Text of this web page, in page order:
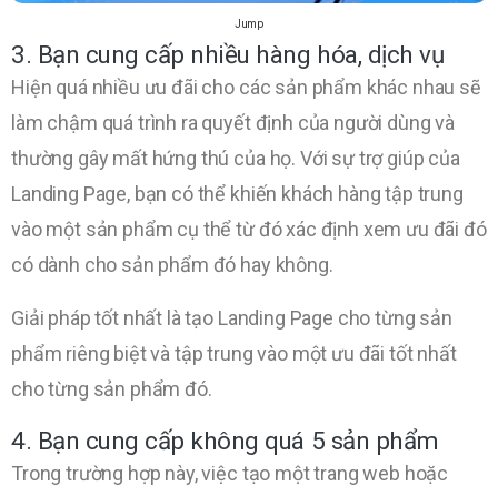
Jump
3. Bạn cung cấp nhiều hàng hóa, dịch vụ
Hiện quá nhiều ưu đãi cho các sản phẩm khác nhau sẽ
làm chậm quá trình ra quyết định của người dùng và
thường gây mất hứng thú của họ. Với sự trợ giúp của
Landing Page, bạn có thể khiến khách hàng tập trung
vào một sản phẩm cụ thể từ đó xác định xem ưu đãi đó
có dành cho sản phẩm đó hay không.
Giải pháp tốt nhất là tạo Landing Page cho từng sản
phẩm riêng biệt và tập trung vào một ưu đãi tốt nhất
cho từng sản phẩm đó.
4. Bạn cung cấp không quá 5 sản phẩm
Trong trường hợp này, việc tạo một trang web hoặc